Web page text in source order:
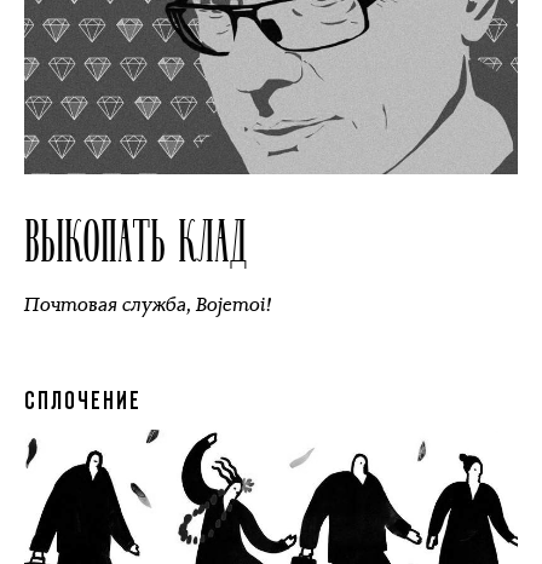
ВЫКОПАТЬ КЛАД
Почтовая служба,Bojemoi!
СПЛОЧЕНИЕ